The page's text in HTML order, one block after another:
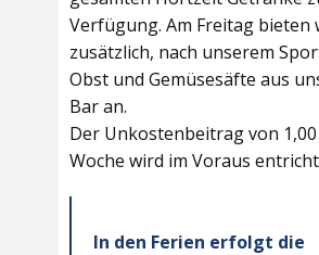
Verfügung. Am Freitag bieten
zusätzlich, nach unserem
Obst und Gemüsesäfte aus
Bar an.
Der Unkostenbeitrag von
Woche wird im Voraus
In den Ferien erfolgt die